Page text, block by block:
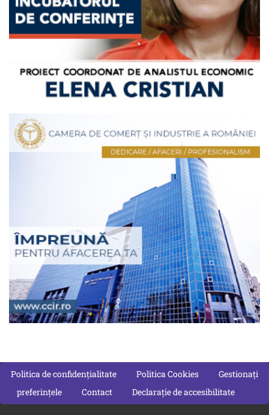
Politica de confidențialitate Politica Cookies
Gestionați
preferințele
Contact Declarație de accesibilitate